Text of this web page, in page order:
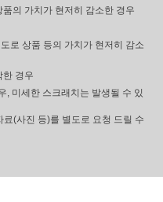
의 가치가 현저히 감소한 경우
로 상품 등의 가치가 현저히 감소
한 경우
, 미세한 스크래치는 발생될 수 있
(사진 등)를 별도로 요청 드릴 수